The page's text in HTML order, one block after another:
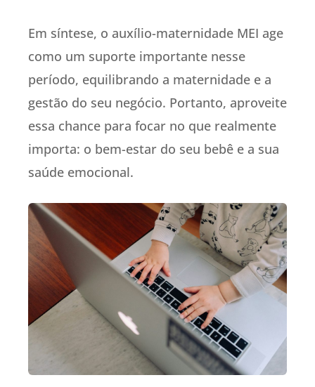
Em síntese, o auxílio-maternidade MEI age
como um suporte importante nesse
período, equilibrando a maternidade e a
gestão do seu negócio. Portanto, aproveite
essa chance para focar no que realmente
importa: o bem-estar do seu bebê e a sua
saúde emocional.